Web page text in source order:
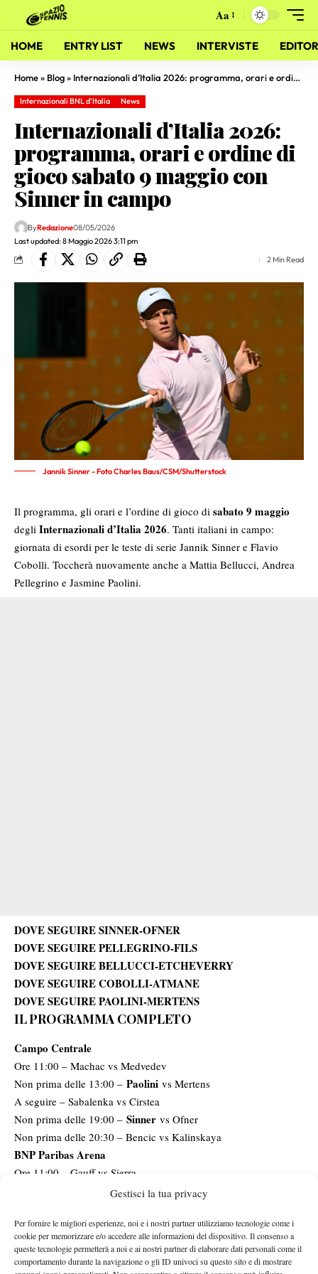
Gestisci la tua privacy
Per fornire le migliori esperienze, noi e i nostri partner utilizziamo tecnologie come i
cookie per memorizzare e/o accedere alle informazioni del dispositivo. Il consenso a
queste tecnologie permetterà a noi e ai nostri partner di elaborare dati personali come il
comportamento durante la navigazione o gli ID univoci su questo sito e di mostrare
Aa
HOME ENTRY LIST NEWS INTERVISTE
Home» Blog» Internazionali d’Italia 2026: programma, orari e ordine di gioco sabato 9 maggio con Sinner in campo
Internazionali BNL d'Italia News
Internazionali d’Italia 2026:
programma, orari e ordine di
gioco sabato 9 maggio con
Sinner in campo
Last updated: 8 Maggio 2026 3:11 pm
ByRedazione08/05/2026
2 Min Read
Jannik Sinner - Foto Charles Baus/CSM/Shutterstock
Il programma, gli orari e l’ordine di gioco di sabato 9 maggio
degli Internazionali d’Italia 2026. Tanti italiani in campo:
giornata di esordi per le teste di serie Jannik Sinner e Flavio
Cobolli. Toccherà nuovamente anche a Mattia Bellucci, Andrea
Pellegrino e Jasmine Paolini.
DOVE SEGUIRE SINNER-OFNER
DOVE SEGUIRE PELLEGRINO-FILS
DOVE SEGUIRE BELLUCCI-ETCHEVERRY
DOVE SEGUIRE COBOLLI-ATMANE
DOVE SEGUIRE PAOLINI-MERTENS
IL PROGRAMMA COMPLETO
Campo Centrale
Ore 11:00 – Machac vs Medvedev
Non prima delle 13:00 – Paolini vs Mertens
A seguire – Sabalenka vs Cirstea
Non prima delle 19:00 – Sinner vs Ofner
Non prima delle 20:30 – Bencic vs Kalinskaya
BNP Paribas Arena
Ore 11:00 – Gauff vs Sierra
A seguire – Auger-Aliassime vs Navone
Non prima delle 17:00 – Golubic vs Andreeva
A seguire – [Q]Pellegrinovs Fils
Supertennis Arena